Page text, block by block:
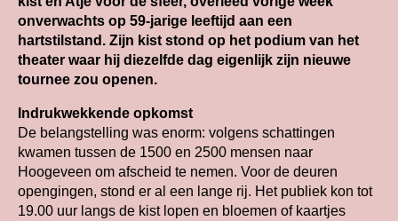
onverwachts op 59-jarige leeftijd aan een
hartstilstand. Zijn kist stond op het podium van het
theater waar hij diezelfde dag eigenlijk zijn nieuwe
tournee zou openen.
Indrukwekkende opkomst
De belangstelling was enorm: volgens schattingen
kwamen tussen de 1500 en 2500 mensen naar
Hoogeveen om afscheid te nemen. Voor de deuren
opengingen, stond er al een lange rij. Het publiek kon tot
19.00 uur langs de kist lopen en bloemen of kaartjes